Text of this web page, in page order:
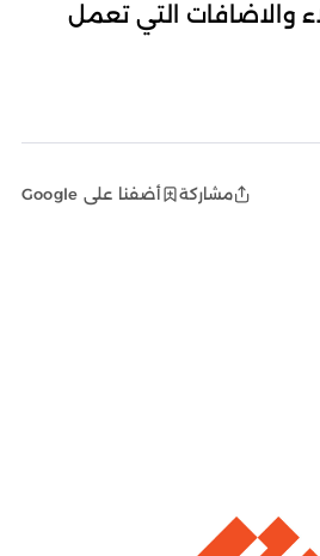
والاضافات التي تعمل
مشاركة أضفنا على Google